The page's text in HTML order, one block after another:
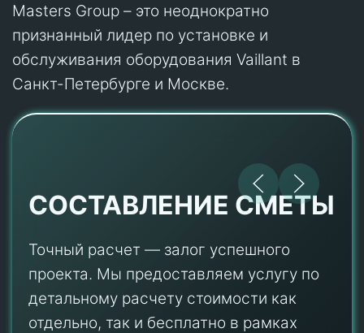
Masters Group – это неоднократно
признанный лидер по установке и
обслуживания оборудования Vaillant в
Санкт-Петербурге и Москве.
СОСТАВЛЕНИЕ СМЕТЫ
Точный расчет — залог успешного
проекта. Мы предоставляем услугу по
детальному расчету стоимости как
отдельно, так и бесплатно в рамках